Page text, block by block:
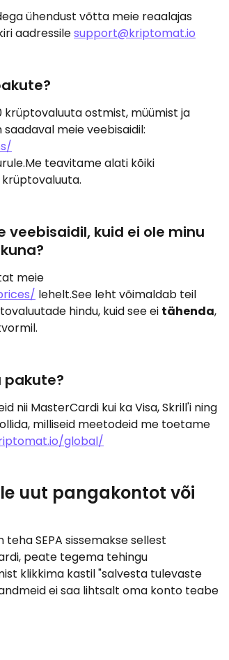
ühendust võtta meie reaalajas
aadressile support@kriptomat.io
ostmist, müümist ja
meie veebisaidil:
teavitame alati kõiki
kuid ei ole minu
meie
lehelt.See leht võimaldab teil
hindu, kuid see ei tähenda,
pakute?
nii MasterCardi kui ka Visa, Skrill'i ning
milliseid meetodeid me toetame
global/
uut pangakontot või
SEPA sissemakse sellest
peate tegema tehingu
klikkima kastil "salvesta tulevaste
ei saa lihtsalt oma konto teabe